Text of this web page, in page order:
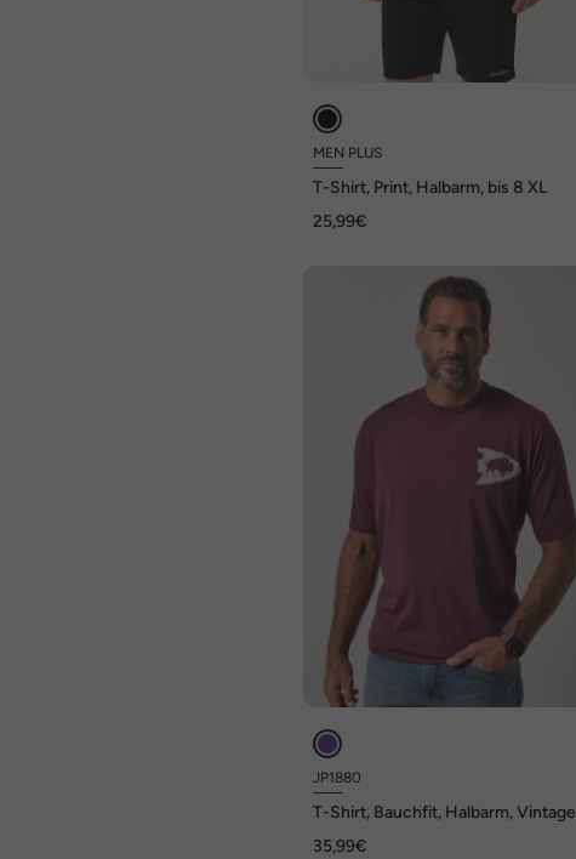
MEN PLUS
T-Shirt, Print, Halbarm, bis 8 XL
25,99€
JP1880
T-Shirt, Bauchfit, Halbarm, Vintage
35,99€